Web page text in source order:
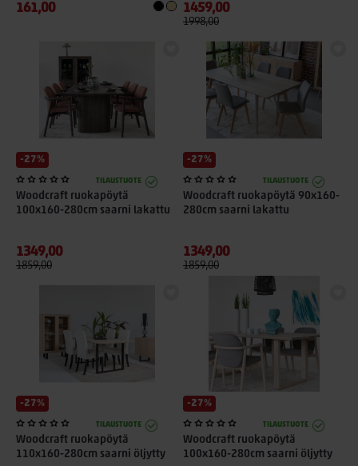
161,00 1459,00
1998,00
-27%
TILAUSTUOTE
Woodcraft ruokapöytä
100x160-280cm saarni lakattu
1349,00
1859,00
-27%
TILAUSTUOTE
Woodcraft ruokapöytä 90x160-
280cm saarni lakattu
1349,00
1859,00
-27%
TILAUSTUOTE
Woodcraft ruokapöytä
110x160-280cm saarni öljytty
-27%
TILAUSTUOTE
Woodcraft ruokapöytä
100x160-280cm saarni öljytty